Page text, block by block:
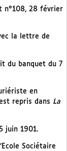
n°108, 28 février
la lettre de
du banquet du 7
en
repris dans La
juin 1901.
Sociétaire